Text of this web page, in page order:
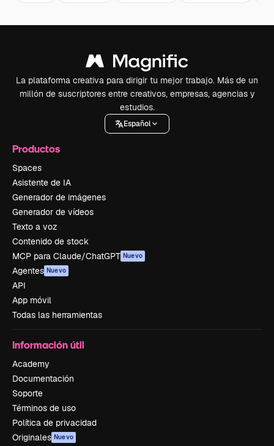
La plataforma creativa para dirigir tu mejor trabajo. Más de un
millón de suscriptores entre creativos, empresas, agencias y
estudios.
Español
Productos
Spaces
Asistente de IA
Generador de imágenes
Generador de vídeos
Texto a voz
Contenido de stock
MCP para Claude/ChatGPT Nuevo
Agentes Nuevo
API
App móvil
Todas las herramientas
Información útil
Academy
Documentación
Soporte
Términos de uso
Política de privacidad
Originales Nuevo